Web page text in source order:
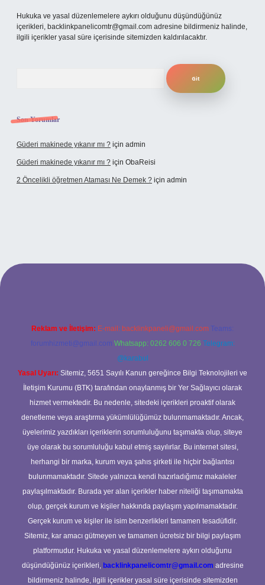
Hukuka ve yasal düzenlemelere aykırı olduğunu düşündüğünüz
içerikleri, backlinkpanelicomtr@gmail.com adresine bildirmeniz halinde,
ilgili içerikler yasal süre içerisinde sitemizden kaldırılacaktır.
Son Yorumlar
Güderi makinede yıkanır mı ? için admin
Güderi makinede yıkanır mı ? için ObaReisi
2 Öncelikli öğretmen Ataması Ne Demek ? için admin
Reklam ve İletişim: E-mail: backlinkpaneli@gmail.com Teams:
forumhizmeti@gmail.com Whatsapp: 0262 606 0 726 Telegram:
@karabul
Yasal Uyarı: Sitemiz, 5651 Sayılı Kanun gereğince Bilgi Teknolojileri ve
İletişim Kurumu (BTK) tarafından onaylanmış bir Yer Sağlayıcı olarak
hizmet vermektedir. Bu nedenle, sitedeki içerikleri proaktif olarak
denetleme veya araştırma yükümlülüğümüz bulunmamaktadır. Ancak,
üyelerimiz yazdıkları içeriklerin sorumluluğunu taşımakta olup, siteye
üye olarak bu sorumluluğu kabul etmiş sayılırlar. Bu internet sitesi,
herhangi bir marka, kurum veya şahıs şirketi ile hiçbir bağlantısı
bulunmamaktadır. Sitede yalnızca kendi hazırladığımız makaleler
paylaşılmaktadır. Burada yer alan içerikler haber niteliği taşımamakta
olup, gerçek kurum ve kişiler hakkında paylaşım yapılmamaktadır.
Gerçek kurum ve kişiler ile isim benzerlikleri tamamen tesadüfidir.
Sitemiz, kar amacı gütmeyen ve tamamen ücretsiz bir bilgi paylaşım
platformudur. Hukuka ve yasal düzenlemelere aykırı olduğunu
düşündüğünüz içerikleri, backlinkpanelicomtr@gmail.com adresine
bildirmeniz halinde, ilgili içerikler yasal süre içerisinde sitemizden